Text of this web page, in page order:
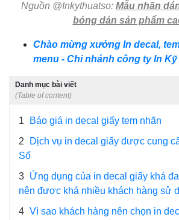
Nguồn @Inkythuatso: Mẫu nhãn
bóng dán sản phẩm
Chào mừng xưởng In decal,
menu - Chi nhánh công ty In
Danh mục bài viết
(Table of content)
1
Báo giá in decal giấy tem nhãn
2
Dịch vụ in decal giấy được cung
Số
3 Ứng dụng của in decal giấy khá
nên được khá nhiều khách hàng sử
4 Vì sao khách hàng nên chọn in